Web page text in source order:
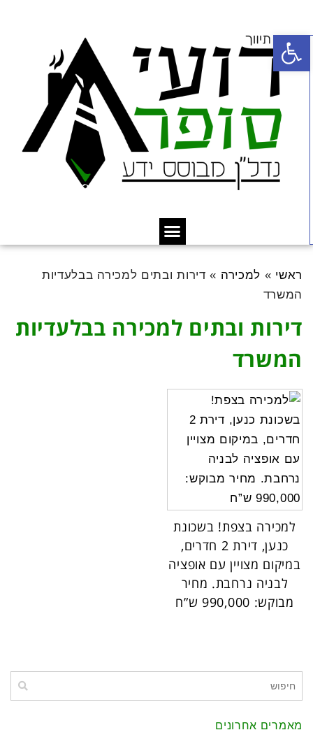
פתח סרגל נגישות
ראשי » למכירה »
דירות ובתים למכירה בבלעדיות
המשרד
דירות ובתים למכירה בבלעדיות
המשרד
למכירה בצפת! בשכונת
כנען, דירת 2 חדרים,
במיקום מצויין עם אופציה
לבניה נרחבת. מחיר
מבוקש: 990,000 ש”ח
מאמרים אחרונים